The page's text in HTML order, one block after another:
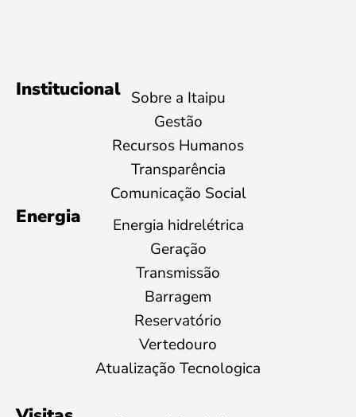
Institucional Sobre a Itaipu
Gestão
Recursos Humanos
Transparência
Comunicação Social
Energia
Energia hidrelétrica
Geração
Transmissão
Barragem
Reservatório
Vertedouro
Atualização Tecnologica